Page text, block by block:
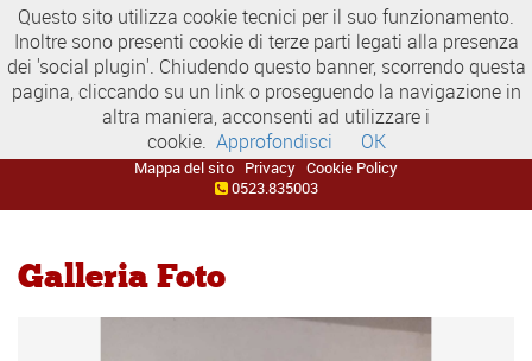
Mappa del sito Privacy Cookie Policy
0523.835003
Galleria Foto
Questo sito utilizza cookie tecnici per il suo funzionamento.
Inoltre sono presenti cookie di terze parti legati alla presenza
dei 'social plugin'. Chiudendo questo banner, scorrendo questa
pagina, cliccando su un link o proseguendo la navigazione in
altra maniera, acconsenti ad utilizzare i
cookie. Approfondisci OK